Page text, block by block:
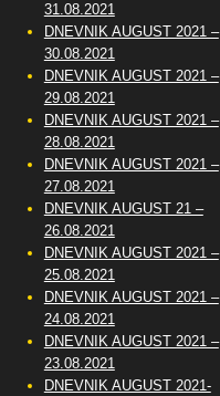
31.08.2021
DNEVNIK AUGUST 2021 –
30.08.2021
DNEVNIK AUGUST 2021 –
29.08.2021
DNEVNIK AUGUST 2021 –
28.08.2021
DNEVNIK AUGUST 2021 –
27.08.2021
DNEVNIK AUGUST 21 –
26.08.2021
DNEVNIK AUGUST 2021 –
25.08.2021
DNEVNIK AUGUST 2021 –
24.08.2021
DNEVNIK AUGUST 2021 –
23.08.2021
DNEVNIK AUGUST 2021-